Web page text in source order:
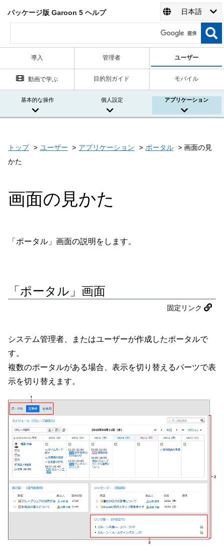
パッケージ版 Garoon 5 ヘルプ 日本語
導入 管理者 ユーザー
動画で学ぶ 目的別ガイド モバイル
基本的な操作 個人設定 アプリケーション
トップ ユーザー アプリケーション ポータル
画面の見
かた
画面の見かた
「ポータル」画面の説明をします。
「ポータル」画面
固定リンク
システム管理者、またはユーザーが作成したポータルで
す。
複数のポータルがある場合、表示を切り替えるパーツで表
示を切り替えます。